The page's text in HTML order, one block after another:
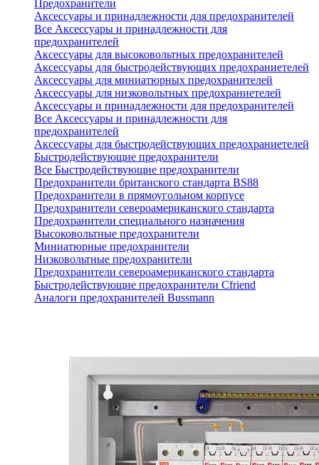
Предохранители
Аксессуары и принадлежности для предохранителей
Все Аксессуары и принадлежности для
предохранителей
Аксессуары для высоковольтных предохранителей
Аксессуары для быстродействующих предохраниетелей
Аксессуары для миниатюрных предохранителей
Аксессуары для низковольтных предохраниетелей
Аксессуары и принадлежности для предохранителей
Все Аксессуары и принадлежности для
предохранителей
Аксессуары для быстродействующих предохраниетелей
Быстродействующие предохранители
Все Быстродействующие предохранители
Предохранители британского стандарта BS88
Предохранители в прямоугольном корпусе
Предохранители североамериканского стандарта
Предохранители специального назначения
Высоковольтные предохранители
Миниатюрные предохранители
Низковольтные предохранители
Предохранители североамериканского стандарта
Быстродействующие предохранители Cfriend
Аналоги предохранителей Bussmann